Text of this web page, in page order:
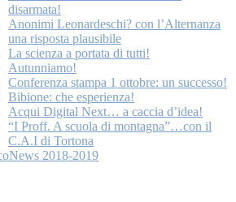
disarmata!
Anonimi Leonardeschi? con l’Alternanza
una risposta plausibile
La scienza a portata di tutti!
Autunniamo!
Conferenza stampa 1 ottobre: un successo!
Bibione: che esperienza!
Acqui Digital Next… a caccia d’idea!
“I Proff. A scuola di montagna”…con il
C.A.I di Tortona
2018-2019